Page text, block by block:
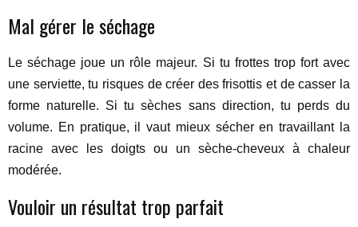
Mal gérer le séchage
Le séchage joue un rôle majeur. Si tu frottes trop fort avec
une serviette, tu risques de créer des frisottis et de casser la
forme naturelle. Si tu sèches sans direction, tu perds du
volume. En pratique, il vaut mieux sécher en travaillant la
racine avec les doigts ou un sèche-cheveux à chaleur
modérée.
Vouloir un résultat trop parfait